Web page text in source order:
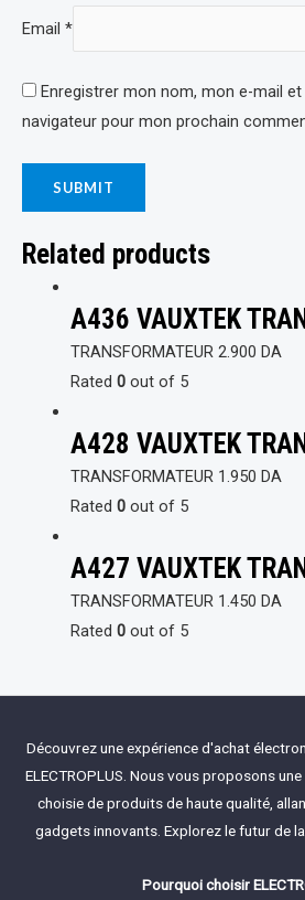
Email *
Enregistrer mon nom, mon e-mail
navigateur pour mon prochain
Related products
A436 VAUXTEK
TRANSFORMATEUR 2.900 DA
Rated 0out of 5
A428 VAUXTEK
TRANSFORMATEUR 1.950 DA
Rated 0out of 5
A427 VAUXTEK
TRANSFORMATEUR 1.450 DA
Rated 0out of 5
Découvrez une expérience d'achat
ELECTROPLUS. Nous vous proposons
choisie de produits de haute qualité,
gadgets innovants. Explorez le futur de
Pourquoi choisir